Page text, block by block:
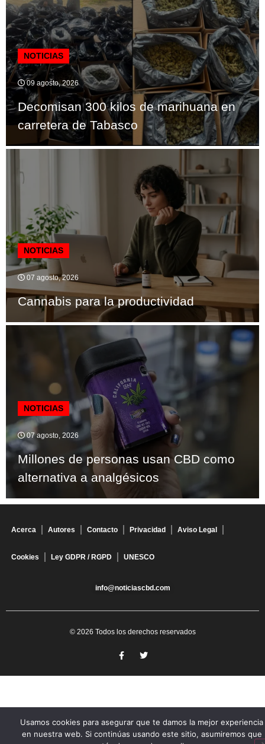
NOTICIAS
09 agosto, 2026
Decomisan 300 kilos de marihuana en
carretera de Tabasco
NOTICIAS
07 agosto, 2026
Cannabis para la productividad
NOTICIAS
07 agosto, 2026
Millones de personas usan CBD como
alternativa a analgésicos
Acerca Autores Contacto Privacidad Aviso Legal
Cookies Ley GDPR / RGPD UNESCO
info@noticiascbd.com
© 2026 Todos los derechos reservados
Usamos cookies para asegurar que te damos la mejor experiencia
en nuestra web. Si continúas usando este sitio, asumiremos que